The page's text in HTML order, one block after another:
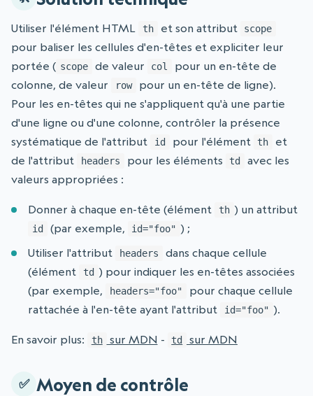
Utiliser l'élément HTML th et son attribut scope
pour baliser les cellules d'en-têtes et expliciter leur
portée ( scope de valeur col
pour un en-tête de
colonne, de valeur
row
pour un en-tête de ligne).
Pour les en-têtes qui ne s'appliquent qu'à une partie
d'une ligne ou d'une colonne, contrôler la présence
systématique de l'attribut
id pour l'élément th
et
de l'attribut
headers pour les éléments td
avec les
valeurs appropriées :
Donner à chaque en-tête (élément th ) un attribut
id (par exemple, id="foo" ) ;
Utiliser l'attribut
headers
dans chaque cellule
(élément
td ) pour indiquer les en-têtes associées
(par exemple,
headers="foo"
pour chaque cellule
rattachée à l'en-tête ayant l'attribut
id="foo" ).
En savoir plus: th sur MDN - td sur MDN
Moyen de contrôle